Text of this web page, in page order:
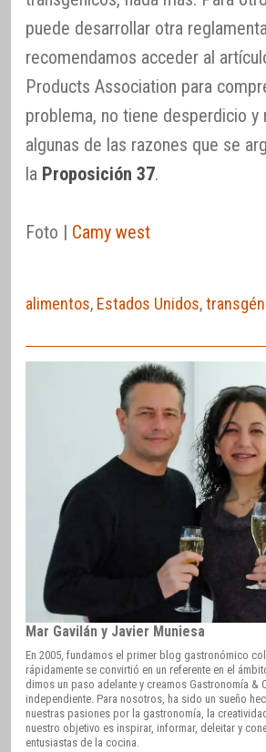
puede desarrollar otra
recomendamos acceder al
Products Association para
problema, no tiene desperdicio y
algunas de las razones que se
la Proposición 37.
Foto | Camy west
alimentos, Estados Unidos,
Mar Gavilán y Javier Muniesa
En 2005, fundamos el primer blog gastronómico
rápidamente se convirtió en un referente en el
dimos un paso adelante y creamos Gastronomía &
independiente. Para nosotros, ha sido un sueño
nuestras pasiones por la gastronomía, la
nuestro objetivo es inspirar, informar, deleitar y
entusiastas de la cocina.